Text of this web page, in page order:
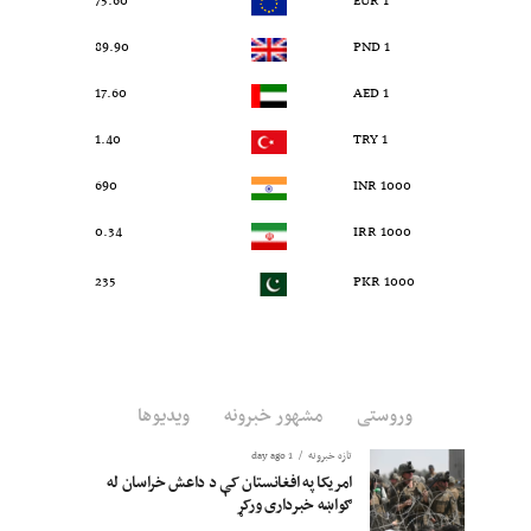
1 PND
89.90
1 AED
17.60
1 TRY
1.40
1000 INR
690
1000 IRR
0.34
1000 PKR
235
وروستی مشهور خبرونه ویدیوها
تازه خبرونه 1 day ago
امریکا په افغانستان کې د داعش خراسان له
ګواښه خبرداری ورکړ